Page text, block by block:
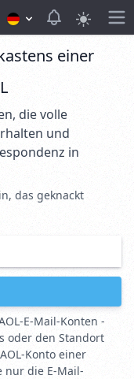
View
einer
die volle
und
in
das geknackt
E-Mail-Konten -
oder den Standort
Konto einer
nur die E-Mail-